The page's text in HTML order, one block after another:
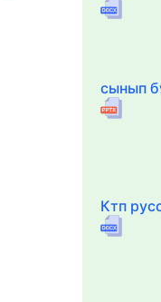
сынып
Ктп